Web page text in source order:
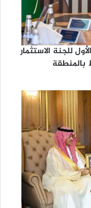
للجنة الاستثمار
بالمنطقة